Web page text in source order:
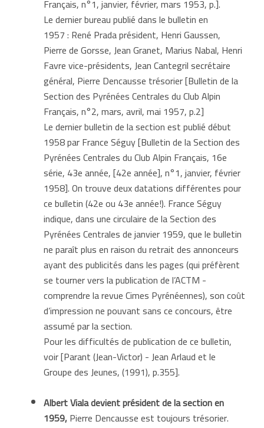
Français, n°1, janvier, février, mars 1953, p.].
Le dernier bureau publié dans le bulletin en
1957 : René Prada président, Henri Gaussen,
Pierre de Gorsse, Jean Granet, Marius Nabal, Henri
Favre vice-présidents, Jean Cantegril secrétaire
général, Pierre Dencausse trésorier [Bulletin de la
Section des Pyrénées Centrales du Club Alpin
Français, n°2, mars, avril, mai 1957, p.2]
Le dernier bulletin de la section est publié début
1958 par France Séguy [Bulletin de la Section des
Pyrénées Centrales du Club Alpin Français, 16e
série, 43e année, [42e année], n°1, janvier, février
1958]. On trouve deux datations différentes pour
ce bulletin (42e ou 43e année!). France Séguy
indique, dans une circulaire de la Section des
Pyrénées Centrales de janvier 1959, que le bulletin
ne paraît plus en raison du retrait des annonceurs
ayant des publicités dans les pages (qui préfèrent
se tourner vers la publication de l’ACTM -
comprendre la revue Cimes Pyrénéennes), son coût
d’impression ne pouvant sans ce concours, être
assumé par la section.
Pour les difficultés de publication de ce bulletin,
voir [Parant (Jean-Victor) - Jean Arlaud et le
Groupe des Jeunes, (1991), p.355].
Albert Viala devient président de la section en
1959,Pierre Dencausse est toujours trésorier.